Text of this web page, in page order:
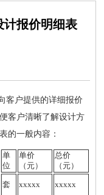
计报价明细表
客户提供的详细报价
客户清晰了解设计方
的一般内容：
单
位
单价
（元）
总价
（元）
套 xxxxx xxxxx